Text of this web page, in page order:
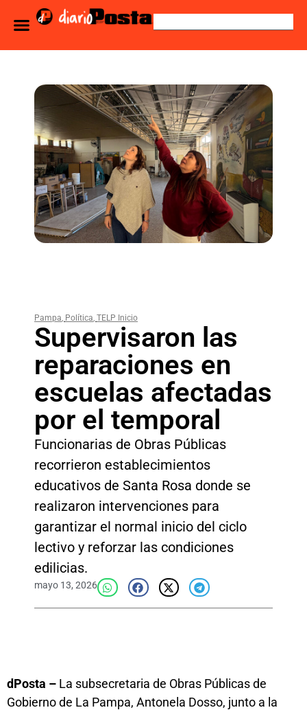
Pampa, Política, TELP Inicio
Supervisaron las
reparaciones en
escuelas afectadas
por el temporal
Funcionarias de Obras Públicas
recorrieron establecimientos
educativos de Santa Rosa donde se
realizaron intervenciones para
garantizar el normal inicio del ciclo
lectivo y reforzar las condiciones
edilicias.
mayo 13, 2026
dPosta – La subsecretaria de Obras Públicas de
Gobierno de La Pampa, Antonela Dosso, junto a la